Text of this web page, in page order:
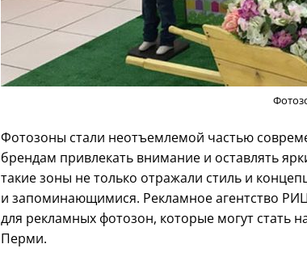
Фотозоны стали неотъемлемой частью
брендам привлекать внимание и оставлять
такие зоны не только отражали стиль и
и запоминающимися. Рекламное агентство
для рекламных фотозон, которые могут стать
Перми.